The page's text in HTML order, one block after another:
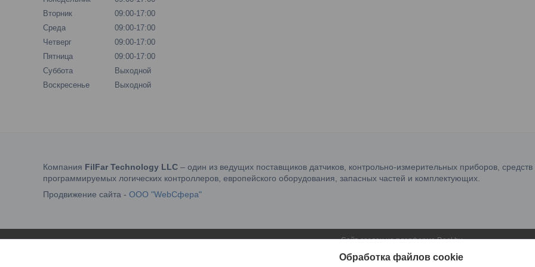
Вторник
09:00-17:00
Среда
09:00-17:00
Четверг
09:00-17:00
Пятница
09:00-17:00
Суббота
Выходной
Воскресенье
Выходной
Компания FilFar Technology LLC – один из ведущих поставщиков датчиков, контрольно-измерительных приборов,
программируемых логических контроллеров, европейского оборудования, запасных частей и комплектующих.
Продвижение сайта - ООО "WebСфера"
Сайт создан на платформе Deal.by
Политика обработки файлов cookies
Обработка файлов cookie
OOO "ФилФар Технолоджи" |Пожаловаться на контент